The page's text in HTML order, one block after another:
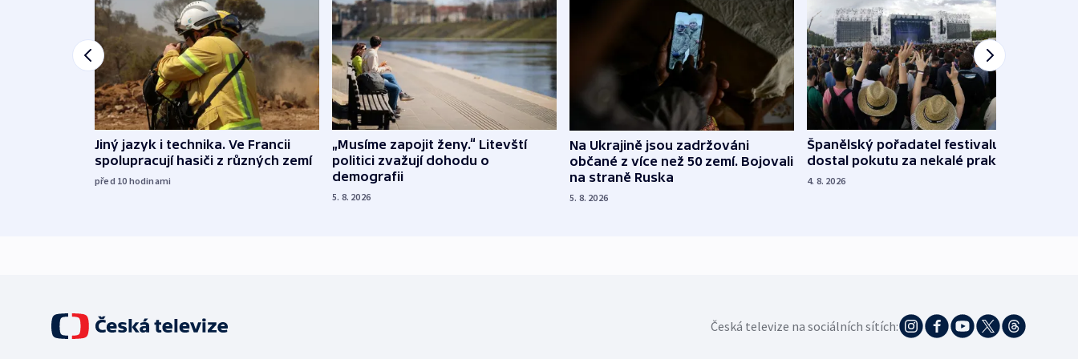
Jiný jazyk i technika. Ve Francii
spolupracují hasiči z různých zemí
před 10 hodinami
„Musíme zapojit ženy.“ Litevští
politici zvažují dohodu o
demografii
5. 8. 2026
Na Ukrajině jsou zadržováni
občané z více než 50 zemí. Bojovali
na straně Ruska
5. 8. 2026
Španělský pořadatel festivalu
dostal pokutu za nekalé praktiky
4. 8. 2026
Česká televize na sociálních sítích: